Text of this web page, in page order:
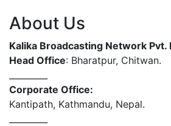
About Us
Kalika Broadcasting Network Pvt.
Head Office: Bharatpur, Chitwan.
Corporate Office:
Kantipath, Kathmandu, Nepal.